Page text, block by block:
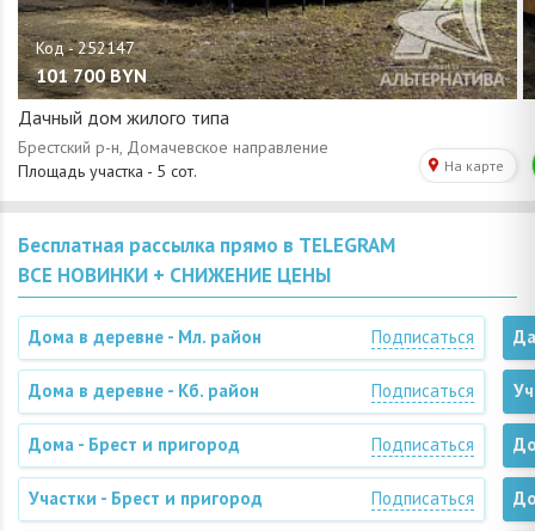
101 700 BYN
Дачный дом жилого типа
Бесплатная рассылка прямо в TELEGRAM
ВСЕ НОВИНКИ + СНИЖЕНИЕ ЦЕНЫ
Дома в деревне - Мл. район Подписаться
Дома в деревне - Кб. район Подписаться
Дома - Брест и пригород Подписаться
Участки - Брест и пригород Подписаться